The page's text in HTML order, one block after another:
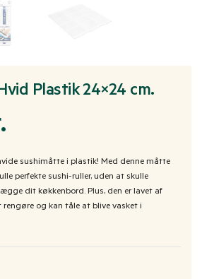
Plastik 24×24 cm.
sushimåtte i plastik! Med denne måtte
perfekte sushi-ruller, uden at skulle
dit køkkenbord. Plus, den er lavet af
rengøre og kan tåle at blive vasket i